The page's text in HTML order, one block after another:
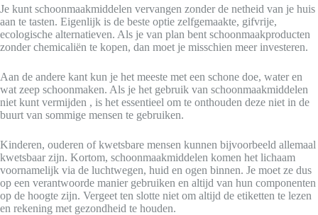
Je kunt schoonmaakmiddelen vervangen zonder de netheid van je huis
aan te tasten. Eigenlijk is de beste optie zelfgemaakte, gifvrije,
ecologische alternatieven. Als je van plan bent schoonmaakproducten
zonder chemicaliën te kopen, dan moet je misschien meer investeren.
Aan de andere kant kun je het meeste met een schone doe, water en
wat zeep schoonmaken. Als je het gebruik van schoonmaakmiddelen
niet kunt vermijden , is het essentieel om te onthouden deze niet in de
buurt van sommige mensen te gebruiken.
Kinderen, ouderen of kwetsbare mensen kunnen bijvoorbeeld allemaal
kwetsbaar zijn. Kortom, schoonmaakmiddelen komen het lichaam
voornamelijk via de luchtwegen, huid en ogen binnen. Je moet ze dus
op een verantwoorde manier gebruiken en altijd van hun componenten
op de hoogte zijn. Vergeet ten slotte niet om altijd de etiketten te lezen
en rekening met gezondheid te houden.